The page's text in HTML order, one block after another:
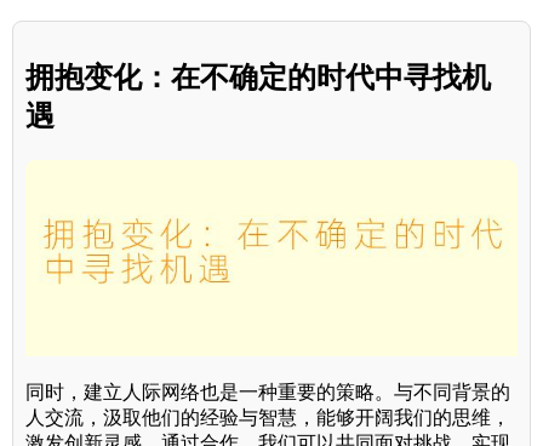
拥抱变化：在不确定的时代中寻找机
遇
同时，建立人际网络也是一种重要的策略。与不同背景的
人交流，汲取他们的经验与智慧，能够开阔我们的思维，